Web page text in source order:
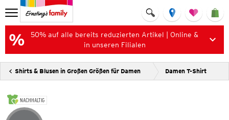
50% auf alle bereits reduzierten Artikel | Online &
in unseren Filialen
Shirts & Blusen in Großen Größen für Damen Damen T-Shirt
NACHHALTIG